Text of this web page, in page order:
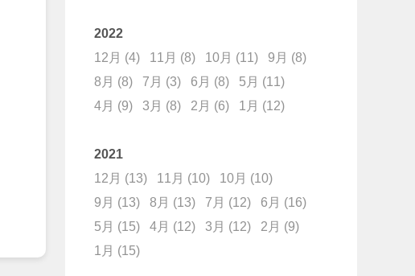
2022
12月 (4) 11月 (8) 10月 (11) 9月 (8)
8月 (8) 7月 (3) 6月 (8) 5月 (11)
4月 (9) 3月 (8) 2月 (6) 1月 (12)
2021
12月 (13) 11月 (10) 10月 (10)
9月 (13) 8月 (13) 7月 (12) 6月 (16)
5月 (15) 4月 (12) 3月 (12) 2月 (9)
1月 (15)